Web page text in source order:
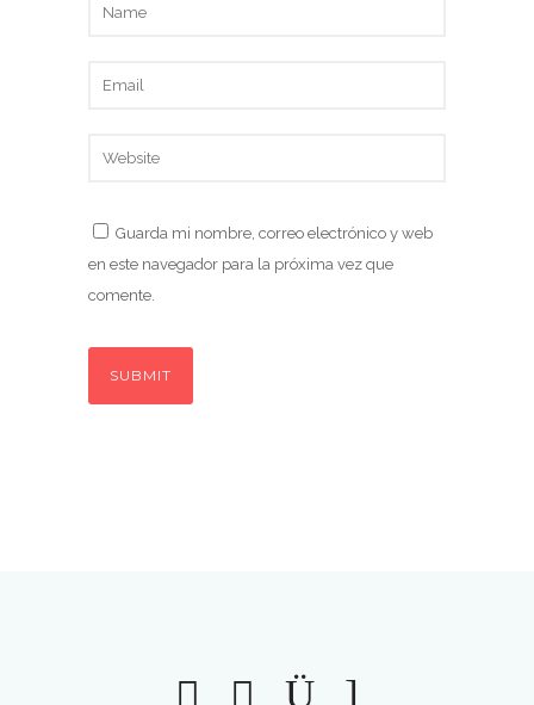
Guarda mi nombre, correo electrónico y web
en este navegador para la próxima vez que
comente.